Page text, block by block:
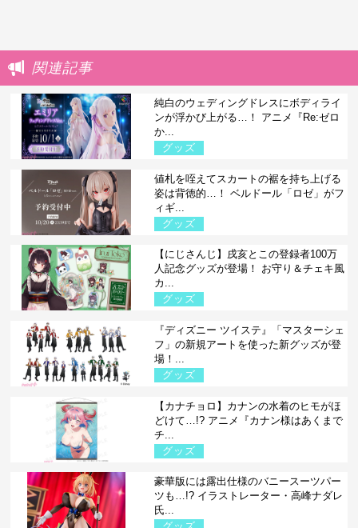
関連記事
純白のウェディングドレスにボディライ
ンが浮かび上がる…！ アニメ『Re:ゼロ
か...
グッズ
値札を咥えてスカートの裾を持ち上げる
姿は背徳的…！ ベルドール「ロゼ」がフ
ィギ...
グッズ
【にじさんじ】戌亥とこの登録者100万
人記念グッズが登場！ お守り＆チェキ風
カ...
グッズ
『ディズニー ツイステ』「マスターシェ
フ」の新規アートを使った新グッズが登
場！...
グッズ
【カナチョロ】カナンの水着のヒモがほ
どけて…!? アニメ『カナン様はあくまで
チ...
グッズ
豪華版には露出仕様のバニースーツパー
ツも…!? イラストレーター・高峰ナダレ
氏...